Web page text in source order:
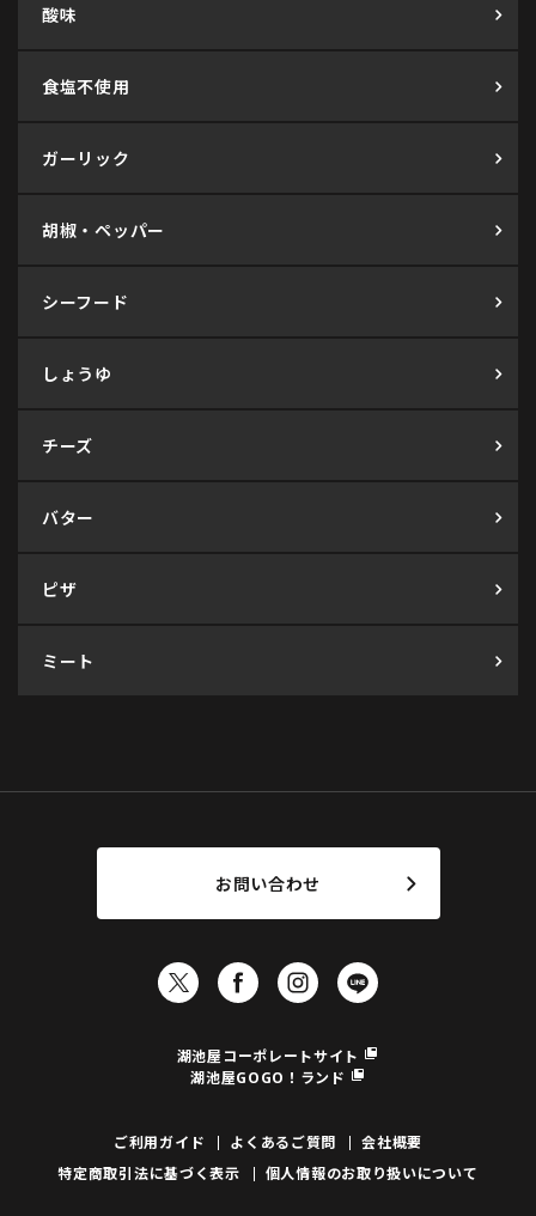
酸味
食塩不使用
ガーリック
胡椒・ペッパー
シーフード
しょうゆ
チーズ
バター
ピザ
ミート
お問い合わせ
湖池屋コーポレートサイト
湖池屋GOGO！ランド
ご利用ガイド よくあるご質問
会社概要
特定商取引法に基づく表示
個人情報のお取り扱いについて